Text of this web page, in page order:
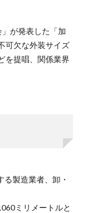
が発表した「加
可欠な外装サイズ
を提唱、関係業界
製造業者、卸・
ミリメートルと